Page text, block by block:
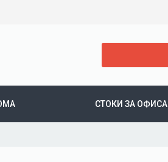
СТОКИ ЗА ОФИСА